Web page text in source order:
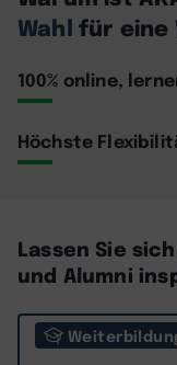
Wahl für eine
100% online,
Höchste
Lassen Sie
und Alumni